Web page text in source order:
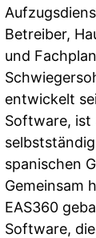
Betreiber,
und
entwickelt
Software, ist
spanischen
Gemeinsam
EAS360
Software,